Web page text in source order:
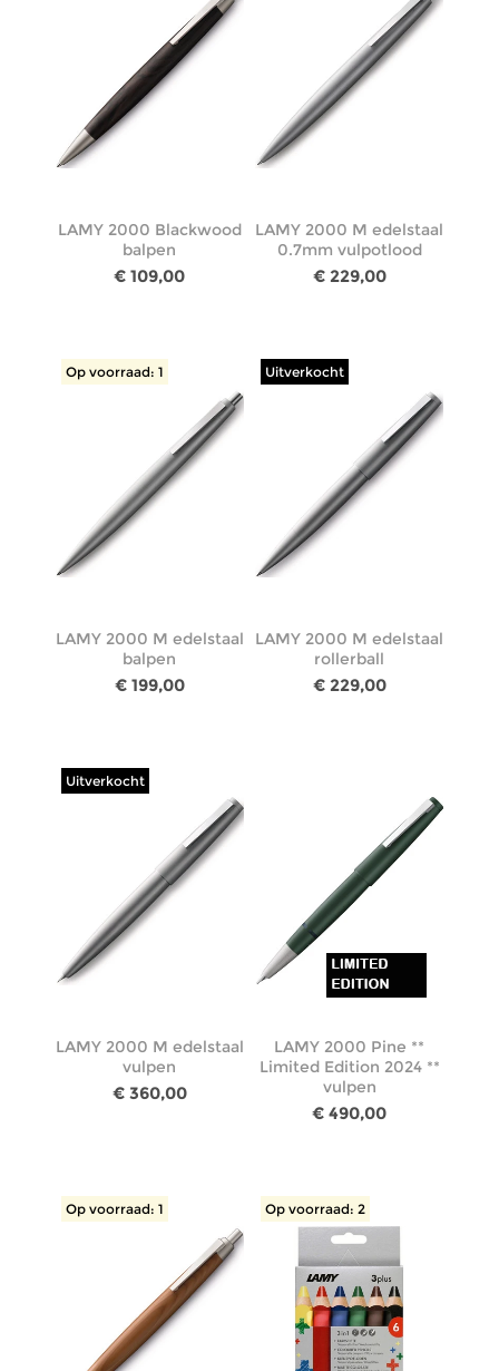
LAMY 2000 Blackwood
balpen
€ 109,00
LAMY 2000 M edelstaal
0.7mm vulpotlood
€ 229,00
Op voorraad: 1
LAMY 2000 M edelstaal
balpen
€ 199,00
Uitverkocht
LAMY 2000 M edelstaal
rollerball
€ 229,00
Uitverkocht
LAMY 2000 M edelstaal
vulpen
€ 360,00
LAMY 2000 Pine **
Limited Edition 2024 **
vulpen
€ 490,00
Op voorraad: 1 Op voorraad: 2